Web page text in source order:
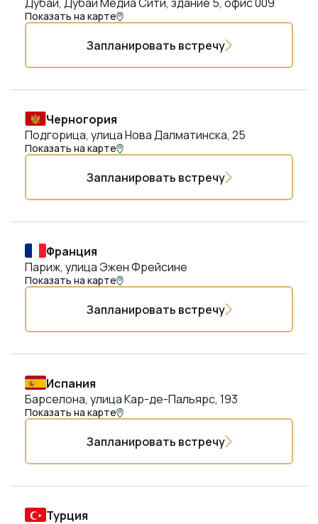
Показать на карте
Запланировать встречу
Черногория
Подгорица, улица Нова Далматинска, 25
Показать на карте
Запланировать встречу
Франция
Париж, улица Эжен Фрейсине
Показать на карте
Запланировать встречу
Испания
Барселона, улица Кар-де-Пальярс, 193
Показать на карте
Запланировать встречу
Турция